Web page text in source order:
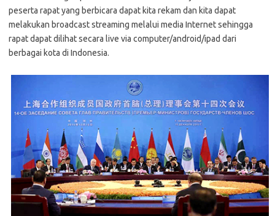
peserta rapat yang berbicara dapat kita rekam dan kita dapat
melakukan broadcast streaming melalui media Internet sehingga
rapat dapat dilihat secara live via computer/android/ipad dari
berbagai kota di Indonesia.